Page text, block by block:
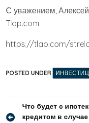
С уважением,
Tlap.com
https://tlap.com/
POSTED UNDER
Навигация
Что будет с
кредитом в случае